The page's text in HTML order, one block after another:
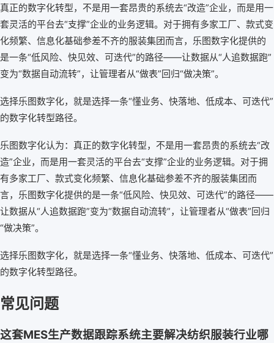
真正的数字化转型，不是用一套昂贵的系统去“改造”企业，而是用一
套灵活的平台去“支撑”企业的业务逻辑。对于拥有多家工厂、款式变
化频繁、信息化基础参差不齐的服装集团而言，乐图数字化提供的
是一条“低风险、快见效、可迭代”的路径——让数据从“人追数据跑”
变为“数据自动流转”，让管理者从“做表”回归“做决策”。
选择乐图数字化，就是选择一条“懂业务、快落地、低成本、可迭代”
的数字化转型路径。
乐图数字化认为：真正的数字化转型，不是用一套昂贵的系统去“改
造”企业，而是用一套灵活的平台去“支撑”企业的业务逻辑。对于拥
有多家工厂、款式变化频繁、信息化基础参差不齐的服装集团而
言，乐图数字化提供的是一条“低风险、快见效、可迭代”的路径——
让数据从“人追数据跑”变为“数据自动流转”，让管理者从“做表”回归
“做决策”。
选择乐图数字化，就是选择一条“懂业务、快落地、低成本、可迭代”
的数字化转型路径。
常见问题
这套MES生产数据跟踪系统主要解决纺织服装行业哪